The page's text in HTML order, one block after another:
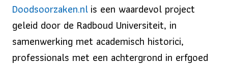
Doodsoorzaken.nlis een waardevol project
geleid door de Radboud Universiteit, in
samenwerking met academisch historici,
professionals met een achtergrond in erfgoed